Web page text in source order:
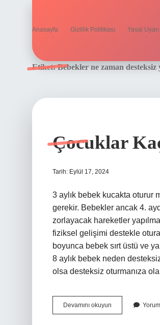
Anasayfa Gizlilik Politikası Yasal Uyarı
Etiket:Bebekler ne zaman
Çocuklar
Tarih: Eylül 17, 2024
3 aylık bebek kucakta oturur
gerekir. Bebekler ancak 4.
zorlayacak hareketler
fiziksel gelişimi destekle
boyunca bebek sırt üstü ve
8 aylık bebek neden
olsa desteksiz oturmanıza
Devamını okuyun Çocuklar
Kaçıncı